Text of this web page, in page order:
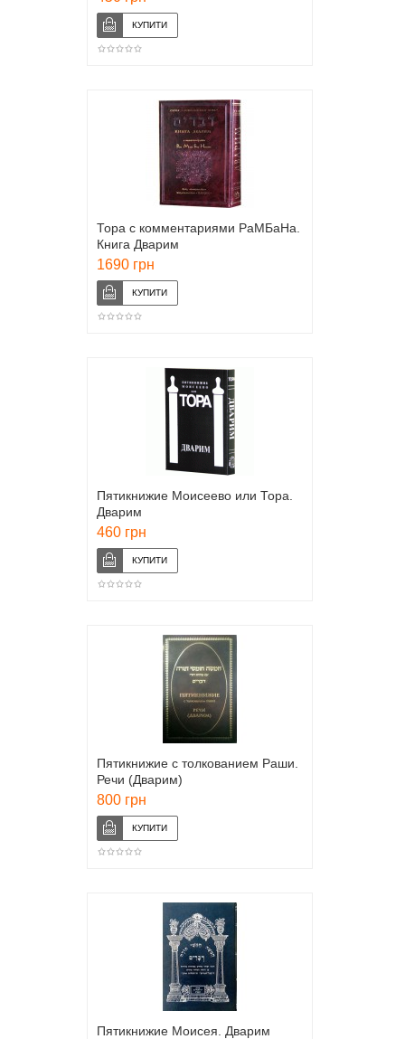
Тора с комментариями РаМБаНа.
Книга Дварим
1690 грн
Пятикнижие Моисеево или Тора.
Дварим
460 грн
Пятикнижие с толкованием Раши.
Речи (Дварим)
800 грн
Пятикнижие Моисея. Дварим